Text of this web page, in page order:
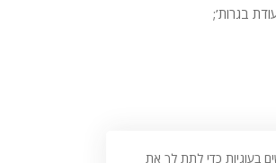
בעוגיות כדי לתת לך את